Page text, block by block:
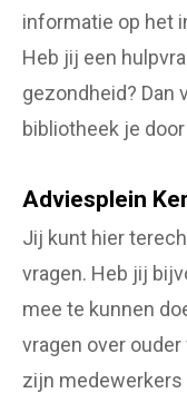
informatie op het
Heb jij een
gezondheid? Dan
bibliotheek je
Adviesplein
Jij kunt hier
vragen. Heb jij
mee te kunnen
vragen over
zijn medewerkers